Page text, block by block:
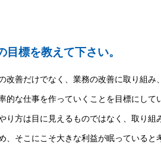
目標を教えて下さい。
改善だけでなく、業務の改善に取り組み
的な仕事を作っていくことを目標にして
り方は目に見えるものではなく、取り組
、そこにこそ大きな利益が眠っていると